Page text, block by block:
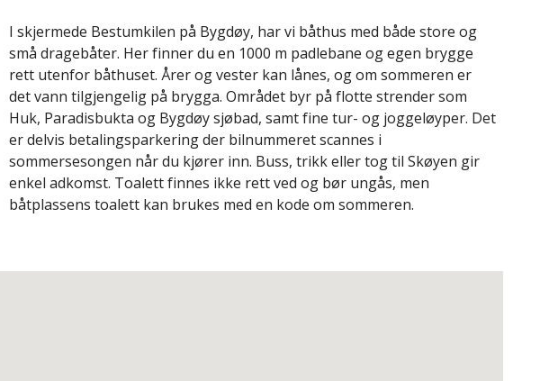
I skjermede Bestumkilen på Bygdøy, har vi båthus med både store og
små dragebåter. Her finner du en 1000 m padlebane og egen brygge
rett utenfor båthuset. Årer og vester kan lånes, og om sommeren er
det vann tilgjengelig på brygga. Området byr på flotte strender som
Huk, Paradisbukta og Bygdøy sjøbad, samt fine tur- og joggeløyper. Det
er delvis betalingsparkering der bilnummeret scannes i
sommersesongen når du kjører inn. Buss, trikk eller tog til Skøyen gir
enkel adkomst. Toalett finnes ikke rett ved og bør ungås, men
båtplassens toalett kan brukes med en kode om sommeren.